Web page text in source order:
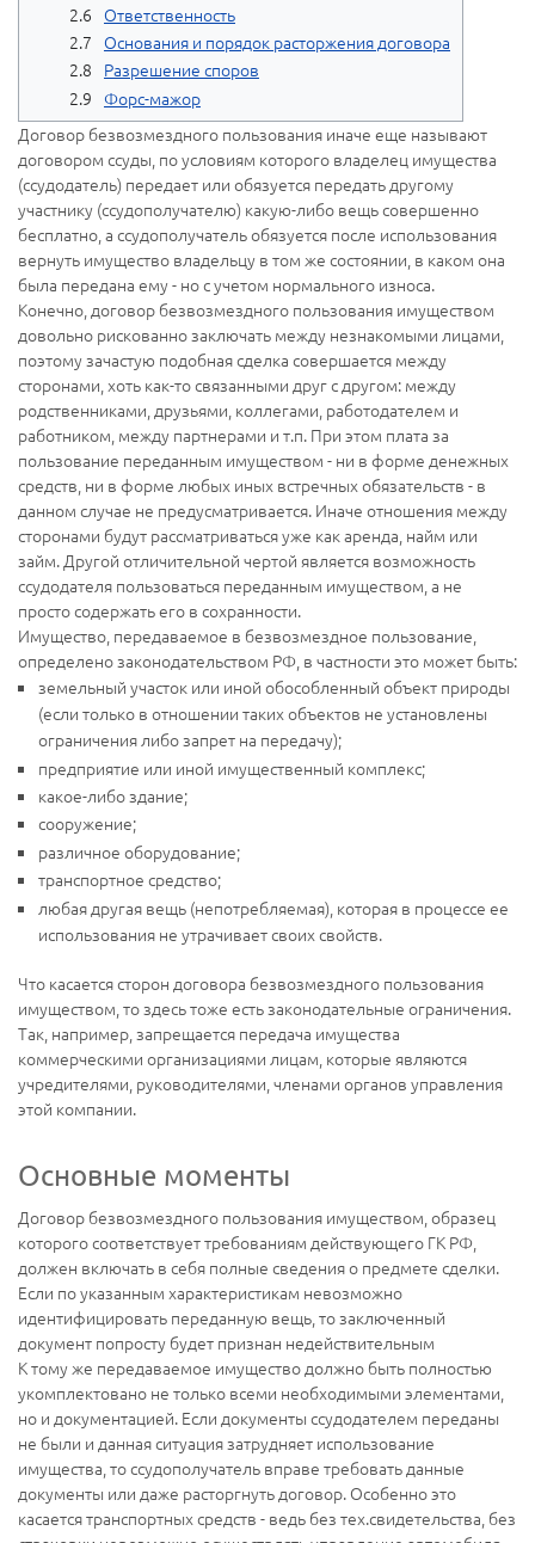
Ответственность
Основания и порядок расторжения договора
Разрешение споров
Форс-мажор
Договор безвозмездного пользования иначе еще называют
договором ссуды, по условиям которого владелец имущества
(ссудодатель) передает или обязуется передать другому
участнику (ссудополучателю) какую-либо вещь совершенно
бесплатно, а ссудополучатель обязуется после использования
вернуть имущество владельцу в том же состоянии, в каком она
была передана ему - но с учетом нормального износа.
Конечно, договор безвозмездного пользования имуществом
довольно рискованно заключать между незнакомыми лицами,
поэтому зачастую подобная сделка совершается между
сторонами, хоть как-то связанными друг с другом: между
родственниками, друзьями, коллегами, работодателем и
работником, между партнерами и т.п. При этом плата за
пользование переданным имуществом - ни в форме денежных
средств, ни в форме любых иных встречных обязательств - в
данном случае не предусматривается. Иначе отношения между
сторонами будут рассматриваться уже как аренда, найм или
займ. Другой отличительной чертой является возможность
ссудодателя пользоваться переданным имуществом, а не
просто содержать его в сохранности.
Имущество, передаваемое в безвозмездное пользование,
определено законодательством РФ, в частности это может быть:
земельный участок или иной обособленный объект природы
(если только в отношении таких объектов не установлены
ограничения либо запрет на передачу);
предприятие или иной имущественный комплекс;
какое-либо здание;
сооружение;
различное оборудование;
транспортное средство;
любая другая вещь (непотребляемая), которая в процессе ее
использования не утрачивает своих свойств.
Что касается сторон договора безвозмездного пользования
имуществом, то здесь тоже есть законодательные ограничения.
Так, например, запрещается передача имущества
коммерческими организациями лицам, которые являются
учредителями, руководителями, членами органов управления
этой компании.
Основные моменты
Договор безвозмездного пользования имуществом, образец
которого соответствует требованиям действующего ГК РФ,
должен включать в себя полные сведения о предмете сделки.
Если по указанным характеристикам невозможно
идентифицировать переданную вещь, то заключенный
документ попросту будет признан недействительным
К тому же передаваемое имущество должно быть полностью
укомплектовано не только всеми необходимыми элементами,
но и документацией. Если документы ссудодателем переданы
не были и данная ситуация затрудняет использование
имущества, то ссудополучатель вправе требовать данные
документы или даже расторгнуть договор. Особенно это
касается транспортных средств - ведь без тех.свидетельства, без